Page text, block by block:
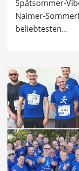
Spätsommer-
Naimer-
beliebtesten…